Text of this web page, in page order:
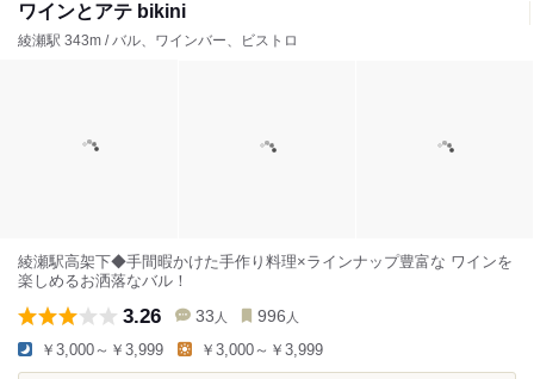
ワインとアテ bikini
綾瀬駅 343m / バル、ワインバー、ビストロ
綾瀬駅高架下◆手間暇かけた手作り料理×ラインナップ豊富な ワインを
楽しめるお洒落なバル！
3.26 33 人 996 人
￥3,000～￥3,999 ￥3,000～￥3,999